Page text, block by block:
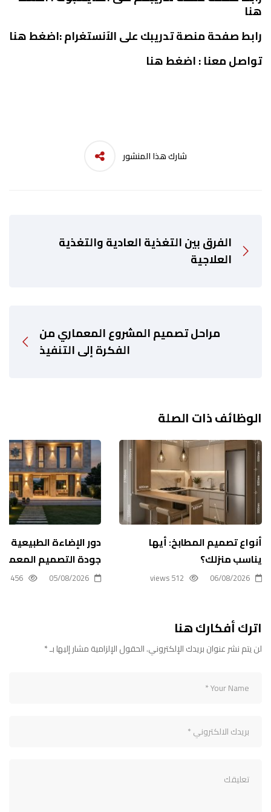
هنا
رابط صفحة منصة تدريبك على الآنستغرام :اضغط هنا
تواصل معنا :اضغط هنا
شارك هذا المنشور
الفرق بين التغذية العادية والتغذية
العلاجية
مراحل تصميم المشروع المعماري من
الفكرة إلى التنفيذ
الوظائف ذات الصلة
أنواع تصميم المطابخ: أيها
يناسب منزلك؟
06/08/2026
512 views
دور الإضاءة الطبيعية
جودة التصميم
05/08/2026
456 views
اترك أفكارك هنا
لن يتم نشر عنوان بريدك الإلكتروني.الحقول الإلزامية مشار إليها بـ*